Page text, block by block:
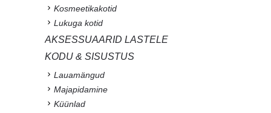
Kosmeetikakotid
Lukuga kotid
AKSESSUAARID LASTELE
KODU & SISUSTUS
Lauamängud
Majapidamine
Küünlad